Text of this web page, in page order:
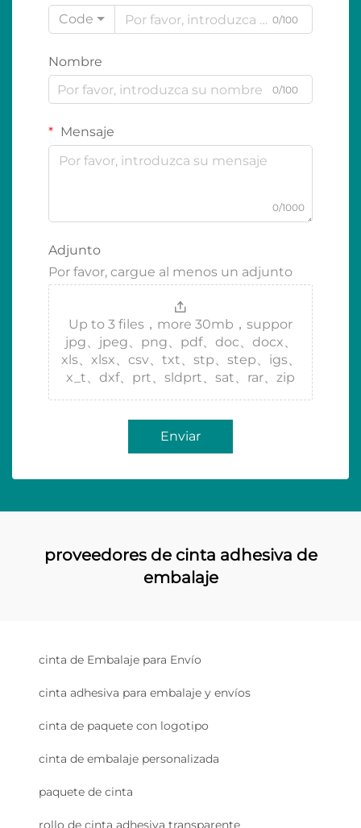
Code
0/100
Nombre
0/100
Mensaje
0/1000
Adjunto
Por favor, cargue al menos un adjunto
Up to 3 files，more 30mb，suppor
jpg、jpeg、png、pdf、doc、docx、
xls、xlsx、csv、txt、stp、step、igs、
x_t、dxf、prt、sldprt、sat、rar、zip
Enviar
proveedores de cinta adhesiva de
embalaje
cinta de Embalaje para Envío
cinta adhesiva para embalaje y envíos
cinta de paquete con logotipo
cinta de embalaje personalizada
paquete de cinta
rollo de cinta adhesiva transparente